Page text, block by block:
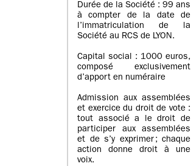
Durée de la Société : 99 ans
à compter de la date de
l’immatriculation de la
Société au RCS de LYON.
Capital social : 1000 euros,
composé exclusivement
d’apport en numéraire
Admission aux assemblées
et exercice du droit de vote :
tout associé a le droit de
participer aux assemblées
et de s’y exprimer ; chaque
action donne droit à une
voix.